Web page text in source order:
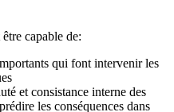
capable de:
qui font intervenir les
et consistance interne des
les conséquences dans